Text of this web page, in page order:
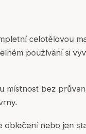
celotělovou
používání si
místnost bez
oblečení nebo jen